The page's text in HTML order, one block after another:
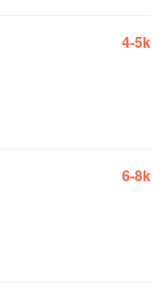
4-5k
6-8k